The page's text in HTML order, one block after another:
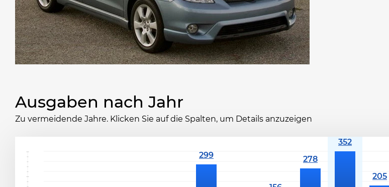
Ausgaben nach Jahr
Zu vermeidende Jahre. Klicken Sie auf die Spalten, um Details anzuzeigen